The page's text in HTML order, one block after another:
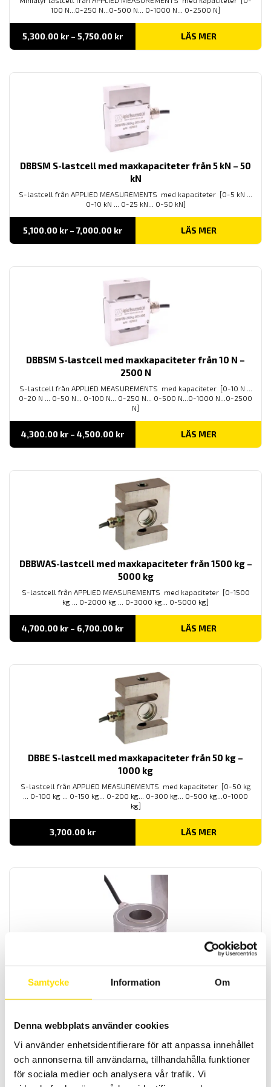
Samtycke Information Om
Denna webbplats använder cookies
Vi använder enhetsidentifierare för att anpassa innehållet
och annonserna till användarna, tillhandahålla funktioner
för sociala medier och analysera vår trafik. Vi
100 N...0-250 N...0-500 N... 0-1000 N... 0-2500 N]
5,300.00 kr – 5,750.00 krPrisintervall:
till
LÄS MER
DBBSM S-lastcell med maxkapaciteter från 5 kN – 50
kN
S-lastcell från APPLIED MEASUREMENTS med kapaciteter [0-5 kN ...
0-10 kN ... 0-25 kN... 0-50 kN]
5,100.00 kr – 7,000.00 krPrisintervall:
till
LÄS MER
DBBSM S-lastcell med maxkapaciteter från 10 N –
2500 N
S-lastcell från APPLIED MEASUREMENTS med kapaciteter [0-10 N ...
0-20 N ... 0-50 N... 0-100 N... 0-250 N... 0-500 N...0-1000 N...0-2500
N]
4,300.00 kr – 4,500.00 krPrisintervall:
till
LÄS MER
DBBWAS-lastcell med maxkapaciteter från 1500 kg –
5000 kg
S-lastcell från APPLIED MEASUREMENTS med kapaciteter [0-1500
kg ... 0-2000 kg ... 0-3000 kg... 0-5000 kg]
4,700.00 kr – 6,700.00 krPrisintervall:
till
LÄS MER
DBBE S-lastcell med maxkapaciteter från 50 kg –
1000 kg
S-lastcell från APPLIED MEASUREMENTS med kapaciteter [0-50 kg
... 0-100 kg ... 0-150 kg... 0-200 kg... 0-300 kg... 0-500 kg...0-1000
kg]
3,700.00 kr LÄS MER
APPLIED MEASUREMENTS CCG donut lastcell med kapaciteter [0-
12,5 kN ... 0-25 kN ... 0-35 kN... 0-50 kN... 0-100 kN... 0-160 kN...0-
10,500.00 kr
11,800.00 kr